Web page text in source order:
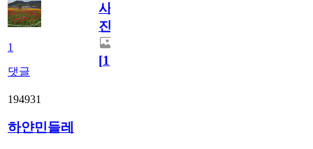
1
댓글
사
진
[1]
194931
하얀민들레